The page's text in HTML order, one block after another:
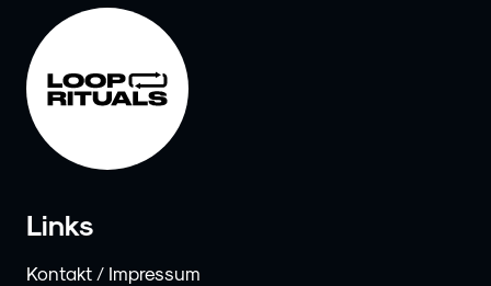
Links
Kontakt / Impressum